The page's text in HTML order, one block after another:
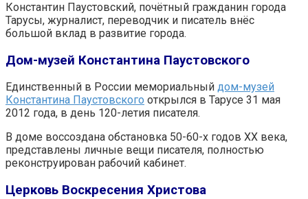
Константин Паустовский, почётный гражданин города
Тарусы, журналист, переводчик и писатель внёс
большой вклад в развитие города.
Дом-музей Константина Паустовского
Единственный в России мемориальный дом-музей
Константина Паустовского открылся в Тарусе 31 мая
2012 года, в день 120-летия писателя.
В доме воссоздана обстановка 50-60-х годов ХХ века,
представлены личные вещи писателя, полностью
реконструирован рабочий кабинет.
Церковь Воскресения Христова